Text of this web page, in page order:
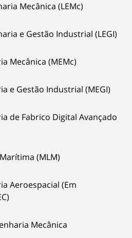
Mecânica (LEMc)
e Gestão Industrial (LEGI)
Mecânica (MEMc)
e Gestão Industrial (MEGI)
de Fabrico Digital Avançado
(MLM)
Aeroespacial (Em
Mecânica